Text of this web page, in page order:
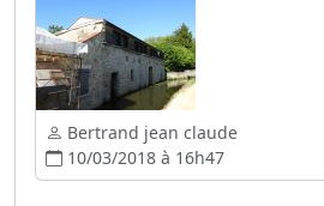
Bertrand jean claude
10/03/2018 à 16h47